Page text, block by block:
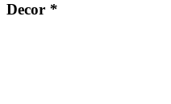
Decor *